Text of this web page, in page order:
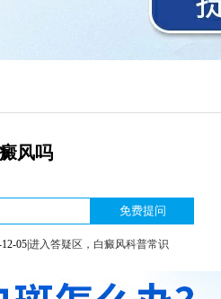
风吗
05|进入答疑区，白癜风科普常识